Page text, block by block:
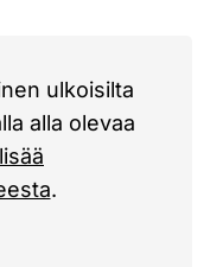
ulkoisilta
alla olevaa
.